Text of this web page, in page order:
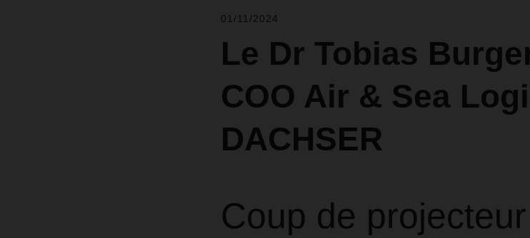
01/11/2024
Le Dr Tobias
COO Air & Sea
DACHSER
Coup de